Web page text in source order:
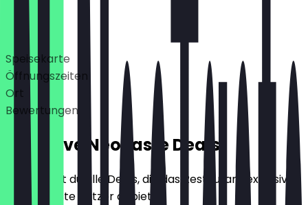
Deals
Speisekarte
Öffnungszeiten
Ort
Bewertungen
Exklusive NeoTaste Deals
Hier findest du alle Deals, die das Restaurant exklusiv
für NeoTaste Nutzer anbietet.